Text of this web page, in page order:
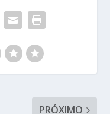
PRÓXIMO